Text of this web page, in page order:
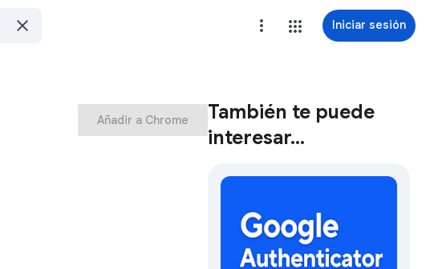
Iniciar sesión
Añadir a Chrome
También te puede
interesar…